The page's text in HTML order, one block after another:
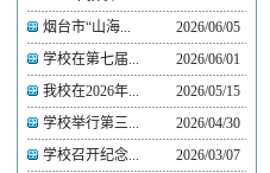
烟台市“山海...
2026/06/05
学校在第七届...
2026/06/01
我校在2026年...
2026/05/15
学校举行第三...
2026/04/30
学校召开纪念...
2026/03/07